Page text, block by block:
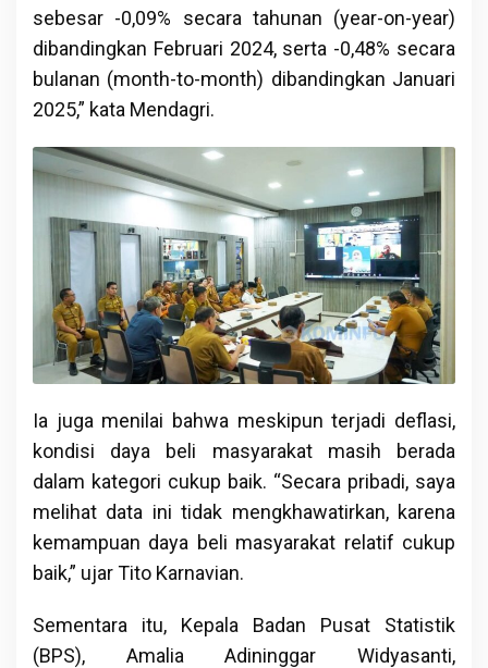
sebesar -0,09% secara tahunan (year-on-year)
dibandingkan Februari 2024, serta -0,48% secara
bulanan (month-to-month) dibandingkan Januari
2025,” kata Mendagri.
Ia juga menilai bahwa meskipun terjadi deflasi,
kondisi daya beli masyarakat masih berada
dalam kategori cukup baik. “Secara pribadi, saya
melihat data ini tidak mengkhawatirkan, karena
kemampuan daya beli masyarakat relatif cukup
baik,” ujar Tito Karnavian.
Sementara itu, Kepala Badan Pusat Statistik
(BPS), Amalia Adininggar Widyasanti,